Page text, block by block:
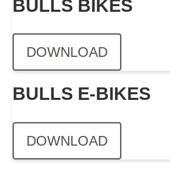
BULLS BIKES
DOWNLOAD
BULLS E-BIKES
DOWNLOAD